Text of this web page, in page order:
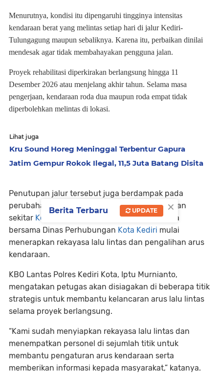
Menurutnya, kondisi itu dipengaruhi tingginya intensitas
kendaraan berat yang melintas setiap hari di jalur Kediri-
Tulungagung maupun sebaliknya. Karena itu, perbaikan dinilai
mendesak agar tidak membahayakan pengguna jalan.
Proyek rehabilitasi diperkirakan berlangsung hingga 11
Desember 2026 atau menjelang akhir tahun. Selama masa
pengerjaan, kendaraan roda dua maupun roda empat tidak
diperbolehkan melintas di lokasi.
Lihat juga
Kru Sound Horeg Meninggal Terbentur Gapura
Jatim Gempur Rokok Ilegal, 11,5 Juta Batang Disita
Penutupan jalur tersebut juga berdampak pada
perubahan arus lalu lintas di sejumlah ruas jalan
sekitar Kota Kediri
. Satlantas Polres Kediri Kota
bersama Dinas Perhubungan Kota Kediri mulai
menerapkan rekayasa lalu lintas dan pengalihan arus
kendaraan.
KBO Lantas Polres Kediri Kota, Iptu Murnianto,
mengatakan petugas akan disiagakan di beberapa titik
strategis untuk membantu kelancaran arus lalu lintas
selama proyek berlangsung.
“Kami sudah menyiapkan rekayasa lalu lintas dan
menempatkan personel di sejumlah titik untuk
membantu pengaturan arus kendaraan serta
memberikan informasi kepada masyarakat,” katanya.
×
Berita Terbaru UPDATE